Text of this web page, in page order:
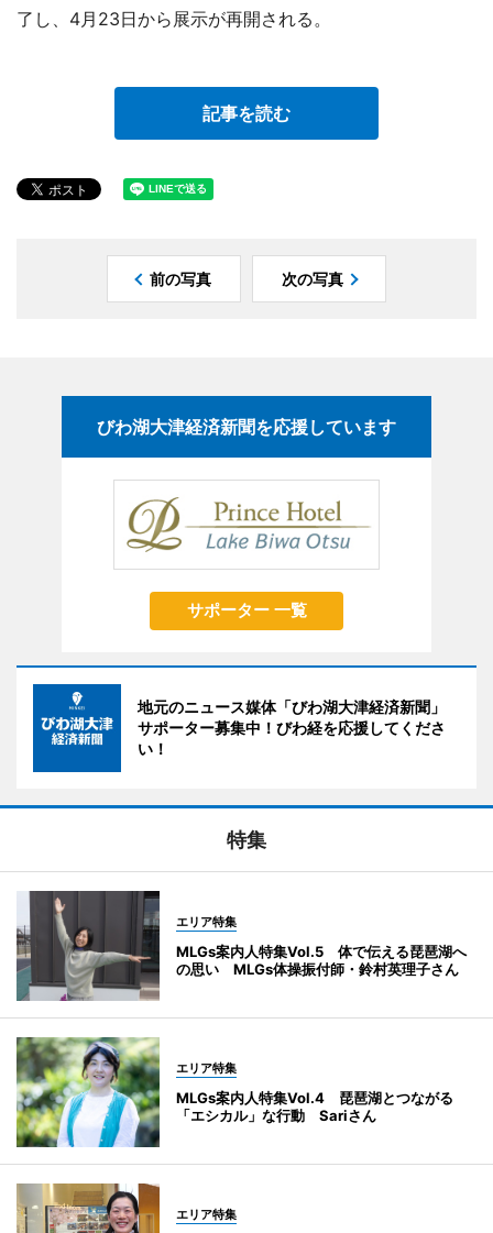
了し、4月23日から展示が再開される。
記事を読む
前の写真 次の写真
びわ湖大津経済新聞を応援しています
サポーター 一覧
地元のニュース媒体「びわ湖大津経済新聞」
サポーター募集中！びわ経を応援してくださ
い！
特集
エリア特集
MLGs案内人特集Vol.5 体で伝える琵琶湖へ
の思い MLGs体操振付師・鈴村英理子さん
エリア特集
MLGs案内人特集Vol.4 琵琶湖とつながる
「エシカル」な行動 Sariさん
エリア特集